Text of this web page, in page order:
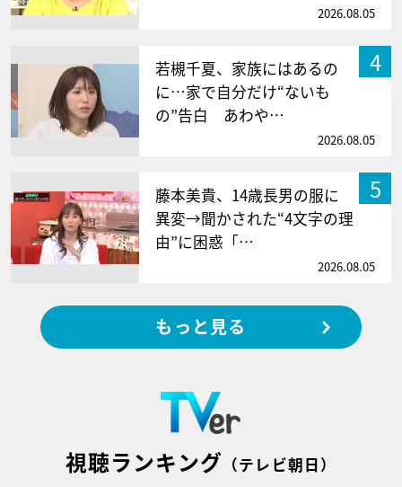
2026.08.05
4
若槻千夏、家族にはあるの
に…家で自分だけ“ないも
の”告白 あわや…
2026.08.05
5
藤本美貴、14歳長男の服に
異変→聞かされた“4文字の理
由”に困惑「…
2026.08.05
もっと見る
視聴ランキング （テレビ朝日）